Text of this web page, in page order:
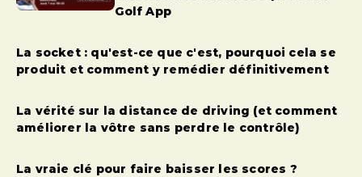
Golf App
La socket : qu'est-ce que c'est, pourquoi cela se
produit et comment y remédier définitivement
La vérité sur la distance de driving (et comment
améliorer la vôtre sans perdre le contrôle)
La vraie clé pour faire baisser les scores ?